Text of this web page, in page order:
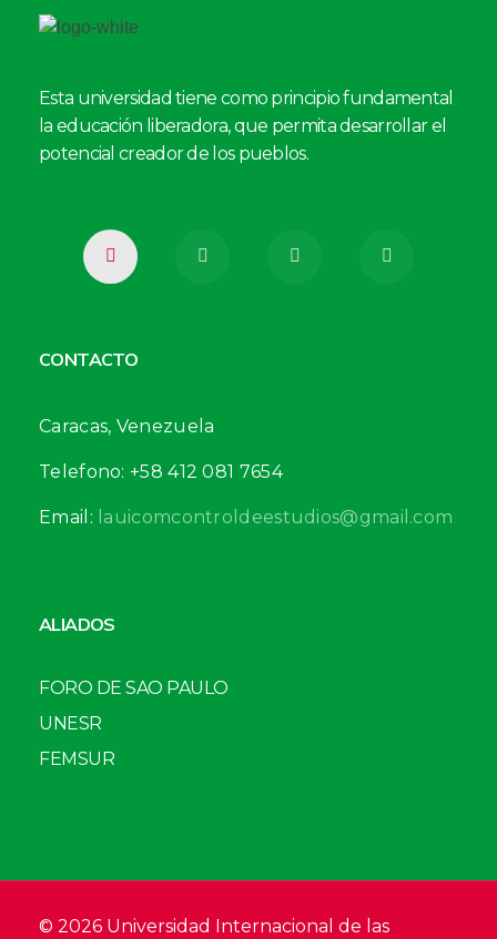
Esta universidad tiene como principio fundamental
la educación liberadora, que permita desarrollar el
potencial creador de los pueblos.
CONTACTO
Caracas, Venezuela
Telefono: +58 412 081 7654
Email: lauicomcontroldeestudios@gmail.com
ALIADOS
FORO DE SAO PAULO
UNESR
FEMSUR
© 2026 Universidad Internacional de las